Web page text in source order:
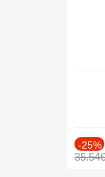
-25%
35.54€